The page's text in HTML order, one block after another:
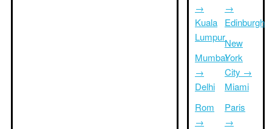
→
Kuala
Lumpur
Mumbai
→
Delhi
Rom
→
→
Edinburgh
New
York
City →
Miami
Paris
→